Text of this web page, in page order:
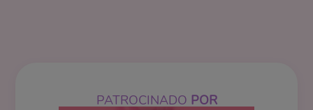
PATROCINADO POR